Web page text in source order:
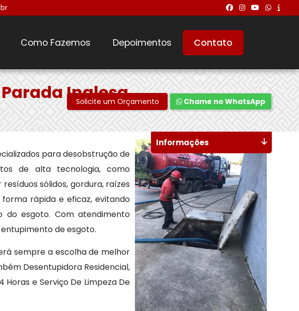
Como Fazemos Depoimentos Contato
Inglesa
Solicite um Orçamento Chame no WhatsApp
para desobstrução de
de alta tecnologia, como
sólidos, gordura, raízes
rápida e eficaz, evitando
do esgoto. Com atendimento
de esgoto.
sempre a escolha de melhor
Desentupidora Residencial,
e Serviço De Limpeza De
Informações